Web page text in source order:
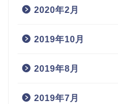
2020年2月
2019年10月
2019年8月
2019年7月